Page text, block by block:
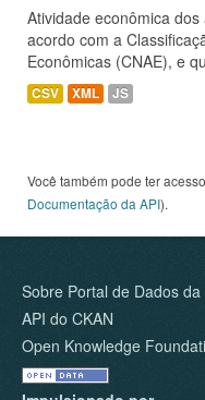
Atividade econômica
acordo com a
Econômicas (CNAE), e
CSV XML JS
Você também pode ter
Documentação da API).
Sobre Portal de Dados
API do CKAN
Open Knowledge